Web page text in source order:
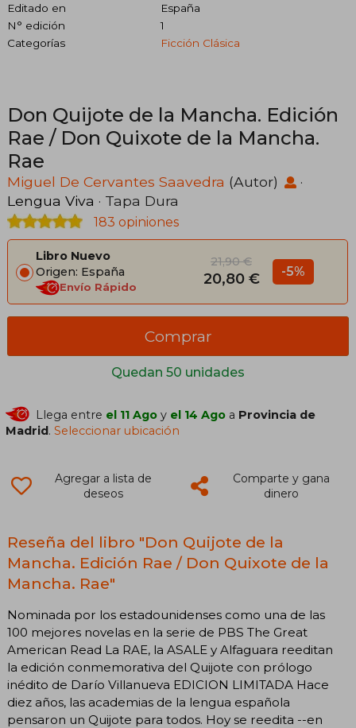
Editado en
España
N° edición
1
Categorías
Ficción Clásica
Don Quijote de la Mancha. Edición
Rae / Don Quixote de la Mancha.
Rae
Miguel De Cervantes Saavedra (Autor)
·
Lengua Viva · Tapa Dura
183 opiniones
Libro Nuevo
Origen: España
Envío Rápido
21,90 €
20,80 € -5%
Quedan 50 unidades
Comprar
Llega entre el 11 Ago y el 14 Ago a Provincia de
Madrid.Seleccionar ubicación
Agregar a lista de
deseos
Comparte y gana
dinero
Reseña del libro "Don Quijote de la
Mancha. Edición Rae / Don Quixote de la
Mancha. Rae"
Nominada por los estadounidenses como una de las
100 mejores novelas en la serie de PBS The Great
American Read La RAE, la ASALE y Alfaguara reeditan
la edición conmemorativa del Quijote con prólogo
inédito de Darío Villanueva EDICION LIMITADA Hace
diez años, las academias de la lengua española
pensaron un Quijote para todos. Hoy se reedita --en